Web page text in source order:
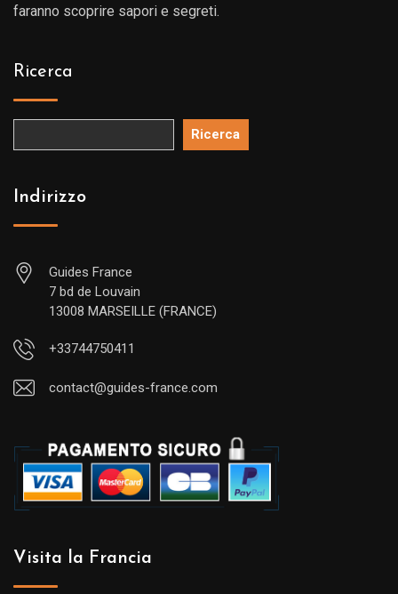
faranno scoprire sapori e segreti.
Ricerca
Ricerca
Indirizzo
Guides France
7 bd de Louvain
13008 MARSEILLE (FRANCE)
+33744750411
contact@guides-france.com
Visita la Francia